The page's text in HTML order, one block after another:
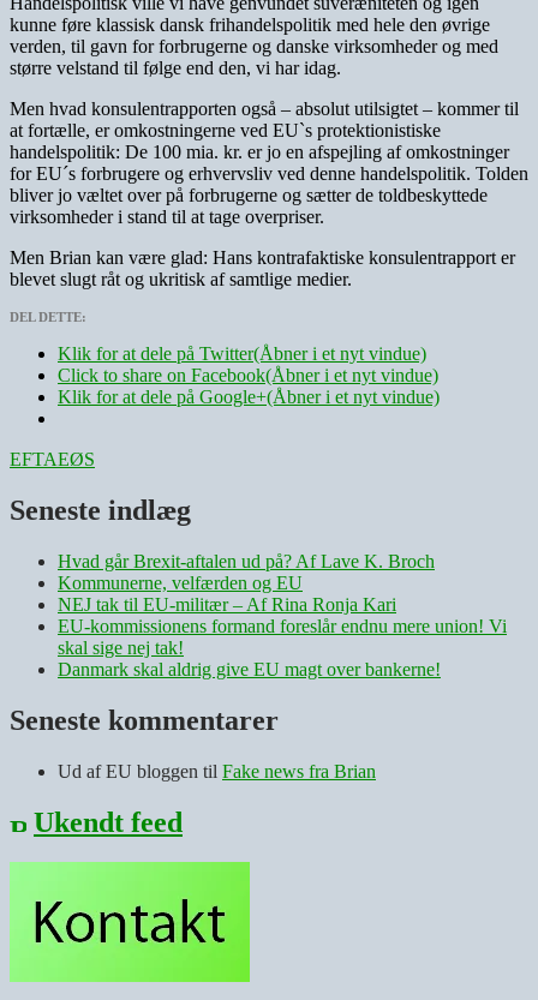
kunne føre klassisk dansk frihandelspolitik med hele den øvrige
verden, til gavn for forbrugerne og danske virksomheder og med
større velstand til følge end den, vi har idag.
Men hvad konsulentrapporten også – absolut utilsigtet – kommer til
at fortælle, er omkostningerne ved EU`s protektionistiske
handelspolitik: De 100 mia. kr. er jo en afspejling af omkostninger
for EU´s forbrugere og erhvervsliv ved denne handelspolitik. Tolden
bliver jo væltet over på forbrugerne og sætter de toldbeskyttede
virksomheder i stand til at tage overpriser.
Men Brian kan være glad: Hans kontrafaktiske konsulentrapport er
blevet slugt råt og ukritisk af samtlige medier.
DEL DETTE:
Klik for at dele på Twitter(Åbner i et nyt vindue)
Click to share on Facebook(Åbner i et nyt vindue)
Klik for at dele på Google+(Åbner i et nyt vindue)
EFTAEØS
Seneste indlæg
Hvad går Brexit-aftalen ud på? Af Lave K. Broch
Kommunerne, velfærden og EU
NEJ tak til EU-militær – Af Rina Ronja Kari
EU-kommissionens formand foreslår endnu mere union! Vi
skal sige nej tak!
Danmark skal aldrig give EU magt over bankerne!
Seneste kommentarer
Ud af EU bloggen til Fake news fra Brian
Ukendt feed